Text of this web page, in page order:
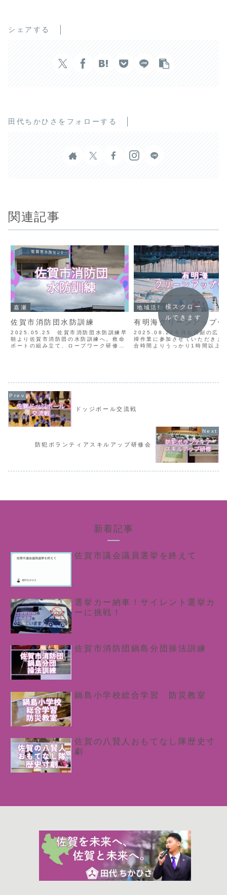
シェアする
田代ちかひさをフォローする
関連記事
嘉瀬
佐賀市消防団水防訓練
2025.05.25 佐賀市消防団水防訓練早
朝より佐賀市消防団の水防訓練へ。救命
ボートの組み立て、ロープワーク研修、
地域活動
有明海クリーンアップ
2025.08.20今月も川副の広江
掃作業に参加させていただきま
合時間よりうっかり1時間以上
横スクロー
ルできます
ドッジボール交流戦
防犯ボランティアスキルアップ研修会
新着記事
佐賀市議会議員選挙を終えて
選挙カー納車！サイレント選挙カ
ーに挑戦！
佐賀市消防団鍋島分団操法訓練
鍋島小学校総合学習 防災教室
佐賀の八賢人おもてなし隊歴史寸
劇